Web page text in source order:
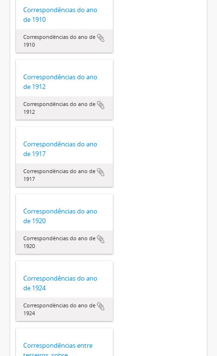
Correspondências do ano
de 1910
Correspondências do ano de
1910
Correspondências do ano
de 1912
Correspondências do ano de
1912
Correspondências do ano
de 1917
Correspondências do ano de
1917
Correspondências do ano
de 1920
Correspondências do ano de
1920
Correspondências do ano
de 1924
Correspondências do ano de
1924
Correspondências entre